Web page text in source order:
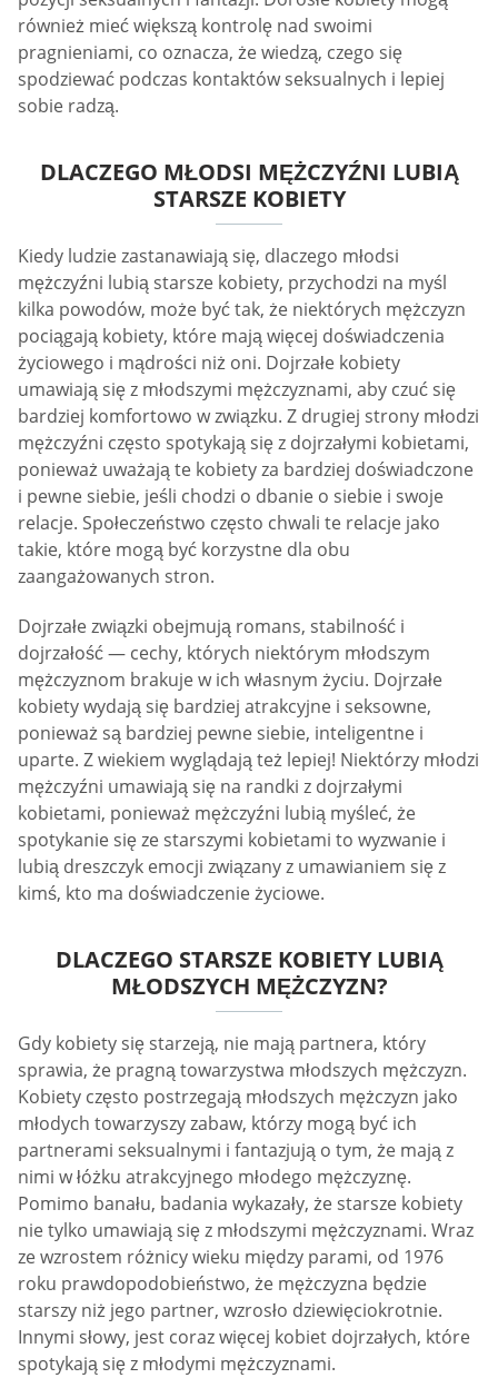
również mieć większą kontrolę nad swoimi
pragnieniami, co oznacza, że wiedzą, czego się
spodziewać podczas kontaktów seksualnych i lepiej
sobie radzą.
DLACZEGO MŁODSI MĘŻCZYŹNI LUBIĄ
STARSZE KOBIETY
Kiedy ludzie zastanawiają się, dlaczego młodsi
mężczyźni lubią starsze kobiety, przychodzi na myśl
kilka powodów, może być tak, że niektórych mężczyzn
pociągają kobiety, które mają więcej doświadczenia
życiowego i mądrości niż oni. Dojrzałe kobiety
umawiają się z młodszymi mężczyznami, aby czuć się
bardziej komfortowo w związku. Z drugiej strony młodzi
mężczyźni często spotykają się z dojrzałymi kobietami,
ponieważ uważają te kobiety za bardziej doświadczone
i pewne siebie, jeśli chodzi o dbanie o siebie i swoje
relacje. Społeczeństwo często chwali te relacje jako
takie, które mogą być korzystne dla obu
zaangażowanych stron.
Dojrzałe związki obejmują romans, stabilność i
dojrzałość — cechy, których niektórym młodszym
mężczyznom brakuje w ich własnym życiu. Dojrzałe
kobiety wydają się bardziej atrakcyjne i seksowne,
ponieważ są bardziej pewne siebie, inteligentne i
uparte. Z wiekiem wyglądają też lepiej! Niektórzy młodzi
mężczyźni umawiają się na randki z dojrzałymi
kobietami, ponieważ mężczyźni lubią myśleć, że
spotykanie się ze starszymi kobietami to wyzwanie i
lubią dreszczyk emocji związany z umawianiem się z
kimś, kto ma doświadczenie życiowe.
DLACZEGO STARSZE KOBIETY LUBIĄ
MŁODSZYCH MĘŻCZYZN?
Gdy kobiety się starzeją, nie mają partnera, który
sprawia, że pragną towarzystwa młodszych mężczyzn.
Kobiety często postrzegają młodszych mężczyzn jako
młodych towarzyszy zabaw, którzy mogą być ich
partnerami seksualnymi i fantazjują o tym, że mają z
nimi w łóżku atrakcyjnego młodego mężczyznę.
Pomimo banału, badania wykazały, że starsze kobiety
nie tylko umawiają się z młodszymi mężczyznami. Wraz
ze wzrostem różnicy wieku między parami, od 1976
roku prawdopodobieństwo, że mężczyzna będzie
starszy niż jego partner, wzrosło dziewięciokrotnie.
Innymi słowy, jest coraz więcej kobiet dojrzałych, które
spotykają się z młodymi mężczyznami.